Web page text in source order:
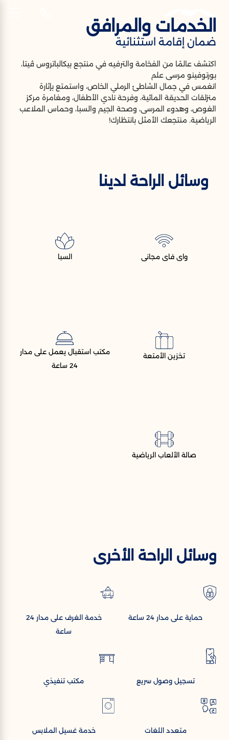
AR
خدمات &
مرافق
ضمان إقامة استثنائية
الخدمات والمرافق
ضمان إقامة استثنائية
اكتشف عالمًا من الفخامة والترفيه في منتجع بيكالباتروس ڤيتا،
بورتوفينو مرسى علم
انغمس في جمال الشاطئ الرملي الخاص، واستمتع بإثارة
منزلقات الحديقة المائية، وفرحة نادي الأطفال، ومغامرة مركز
الغوص، وهدوء المرسى، وصحة الجيم والسبا، وحماس الملاعب
الرياضية. منتجعك الأمثل بانتظارك!
وسائل الراحة لدينا
واى فاى مجانى السبا
تخزين الأمتعة
مكتب استقبال يعمل على مدار
24 ساعة
صالة الألعاب الرياضية
وسائل الراحة الأخرى
حماية على مدار 24 ساعة
خدمة الغرف على مدار 24
ساعة
تسجيل وصول سريع مكتب تنفيذي
متعدد اللغات خدمة غسيل الملابس